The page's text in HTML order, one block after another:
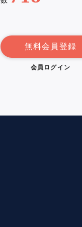
無料会員登録
会員ログイン